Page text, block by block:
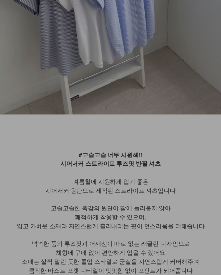
#고슬고슬 너무 시원해!!
시어서커 스트라이프 루즈핏 반팔 셔츠
여름철에 시원하게 입기 좋은
시어서커 원단으로 제작된 스트라이프 셔츠입니다
고슬고슬한 촉감의 원단이 땀에 들러붙지 않아
쾌적하게 착용할 수 있으며,
얇고 가벼운 소재라 자연스럽게 흘러내리는 핏이 멋스러움을 더해줍니다
넉넉한 품의 루즈핏과 어깨선이 따로 없는 래글런 디자인으로
체형에 구애 없이 편안하게 입을 수 있어요
소매는 살짝 말린 듯한 롤업 스타일로 군살을 자연스럽게 커버해주며
큼직한 바스트 포켓 디테일이 밋밋함 없이 포인트가 되어줍니다